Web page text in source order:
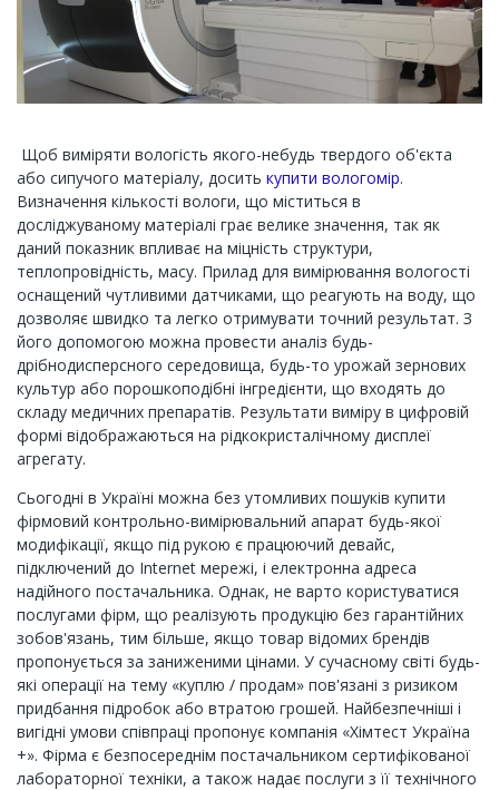
Щоб виміряти вологість якого-небудь твердого об'єкта
або сипучого матеріалу, досить купити вологомір.
Визначення кількості вологи, що міститься в
досліджуваному матеріалі грає велике значення, так як
даний показник впливає на міцність структури,
теплопровідність, масу. Прилад для вимірювання вологості
оснащений чутливими датчиками, що реагують на воду, що
дозволяє швидко та легко отримувати точний результат. З
його допомогою можна провести аналіз будь-
дрібнодисперсного середовища, будь-то урожай зернових
культур або порошкоподібні інгредієнти, що входять до
складу медичних препаратів. Результати виміру в цифровій
формі відображаються на рідкокристалічному дисплеї
агрегату.
Сьогодні в Україні можна без утомливих пошуків купити
фірмовий контрольно-вимірювальний апарат будь-якої
модифікації, якщо під рукою є працюючий девайс,
підключений до Internet мережі, і електронна адреса
надійного постачальника. Однак, не варто користуватися
послугами фірм, що реалізують продукцію без гарантійних
зобов'язань, тим більше, якщо товар відомих брендів
пропонується за заниженими цінами. У сучасному світі будь-
які операції на тему «куплю / продам» пов'язані з ризиком
придбання підробок або втратою грошей. Найбезпечніші і
вигідні умови співпраці пропонує компанія «Хімтест Україна
+». Фірма є безпосереднім постачальником сертифікованої
лабораторної техніки, а також надає послуги з її технічного